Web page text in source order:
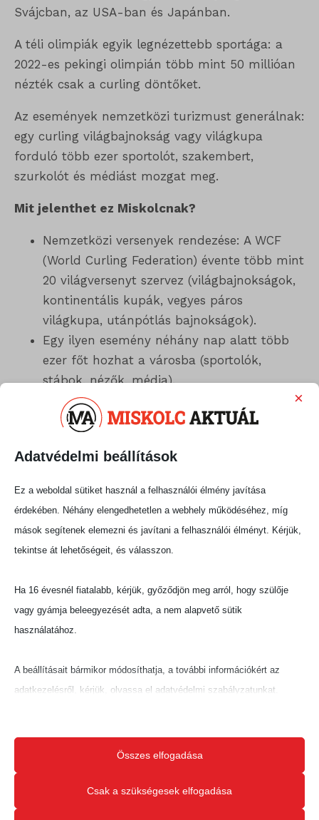
Svájcban, az USA-ban és Japánban.
A téli olimpiák egyik legnézettebb sportága: a
2022-es pekingi olimpián több mint 50 millióan
nézték csak a curling döntőket.
Az események nemzetközi turizmust generálnak:
egy curling világbajnokság vagy világkupa
forduló több ezer sportolót, szakembert,
szurkolót és médiást mozgat meg.
Mit jelenthet ez Miskolcnak?
Nemzetközi versenyek rendezése: A WCF
(World Curling Federation) évente több mint
20 világversenyt szervez (világbajnokságok,
kontinentális kupák, vegyes páros
világkupa, utánpótlás bajnokságok).
Egy ilyen esemény néhány nap alatt több
ezer főt hozhat a városba (sportolók,
stábok, nézők, média).
Sportturizmus és edzőtáborok
Ha a miskolci csarnok valóban az ország
csapatok jöhetnek edzőtáborozni –
Ez folyamatos vendégforgalmat jelenthet:
szállodák, éttermek, szolgáltatók
profitálhatnak.
A curling nálunk még fiatal sport, de ez
lehetőség a felfutásra.
adna regionális bajnokságokra, utánpótlás-
feltörekvő ágát célozza meg, ahol még
nincs verseny.
Nem „vicc”, hanem előrelátó stratégia
városé a legnagyobb és legmodernebb csarnok,
Adatvédelmi beállítások
×
Ez a weboldal sütiket használ a felhasználói élmény javítása
érdekében. Néhány elengedhetetlen a webhely működéséhez, míg
mások segítenek elemezni és javítani a felhasználói élményt. Kérjük,
tekintse át lehetőségeit, és válasszon.
Ha 16 évesnél fiatalabb, kérjük, győződjön meg arról, hogy szülője
vagy gyámja beleegyezését adta, a nem alapvető sütik
használatához.
A beállításait bármikor módosíthatja, a további információkért az
adatkezelésről, kérjük, olvassa el adatvédelmi szabályzatunkat.
Ne feledje, hogy ha bizonyos típusú sütik, vagy szolgáltatások
letiltása mellett dönt, az befolyásolhatja a webhely által nyújtott
élményét és az általunk kínált szolgáltatásokat.
Összes elfogadása
Csak a szükségesek elfogadása